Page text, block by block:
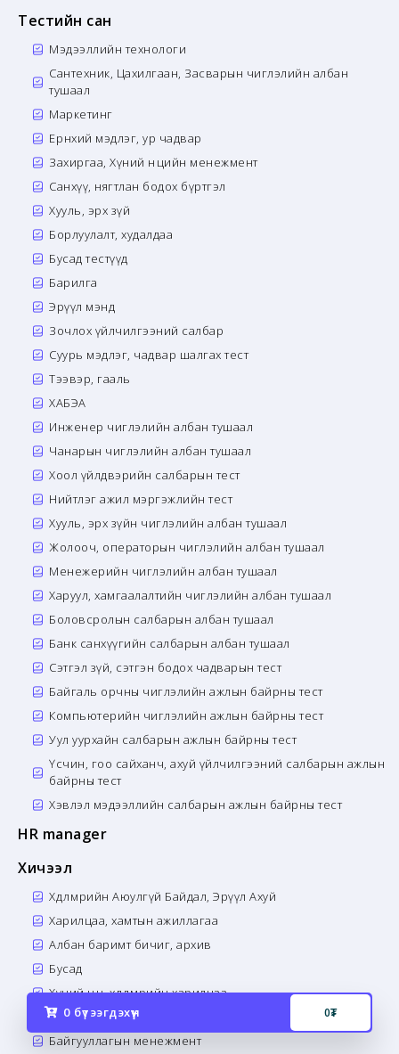
Тестийн сан
Мэдээллийн технологи
Сантехник, Цахилгаан, Засварын чиглэлийн албан
тушаал
Маркетинг
Ерөнхий мэдлэг, ур чадвар
Захиргаа, Хүний нөөцийн менежмент
Санхүү, нягтлан бодох бүртгэл
Хууль, эрх зүй
Борлуулалт, худалдаа
Бусад тестүүд
Барилга
Эрүүл мэнд
Зочлох үйлчилгээний салбар
Суурь мэдлэг, чадвар шалгах тест
Тээвэр, гааль
ХАБЭА
Инженер чиглэлийн албан тушаал
Чанарын чиглэлийн албан тушаал
Хоол үйлдвэрийн салбарын тест
Нийтлэг ажил мэргэжлийн тест
Хууль, эрх зүйн чиглэлийн албан тушаал
Жолооч, операторын чиглэлийн албан тушаал
Менежерийн чиглэлийн албан тушаал
Харуул, хамгаалалтийн чиглэлийн албан тушаал
Боловсролын салбарын албан тушаал
Банк санхүүгийн салбарын албан тушаал
Сэтгэл зүй, сэтгэн бодох чадварын тест
Байгаль орчны чиглэлийн ажлын байрны тест
Компьютерийн чиглэлийн ажлын байрны тест
Уул уурхайн салбарын ажлын байрны тест
Үсчин, гоо сайханч, ахуй үйлчилгээний салбарын ажлын
байрны тест
Хэвлэл мэдээллийн салбарын ажлын байрны тест
HR manager
Хичээл
Хөдөлмөрийн Аюулгүй Байдал, Эрүүл Ахуй
Харилцаа, хамтын ажиллагаа
Албан баримт бичиг, архив
Бусад
Хүний нөөц, хөдөлмөрийн харилцаа
Компьютерийн хэрэглээ
Байгууллагын менежмент
0 бүтээгдэхүүн 0₮